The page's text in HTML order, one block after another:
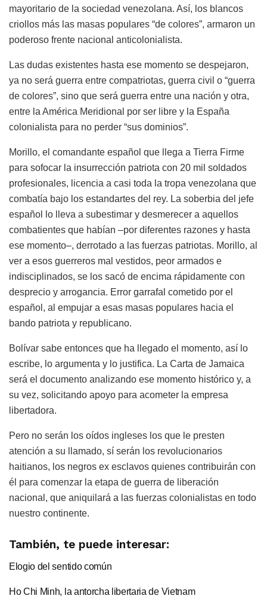
mayoritario de la sociedad venezolana. Así, los blancos
criollos más las masas populares “de colores”, armaron un
poderoso frente nacional anticolonialista.
Las dudas existentes hasta ese momento se despejaron,
ya no será guerra entre compatriotas, guerra civil o “guerra
de colores”, sino que será guerra entre una nación y otra,
entre la América Meridional por ser libre y la España
colonialista para no perder “sus dominios”.
Morillo, el comandante español que llega a Tierra Firme
para sofocar la insurrección patriota con 20 mil soldados
profesionales, licencia a casi toda la tropa venezolana que
combatía bajo los estandartes del rey. La soberbia del jefe
español lo lleva a subestimar y desmerecer a aquellos
combatientes que habían –por diferentes razones y hasta
ese momento–, derrotado a las fuerzas patriotas. Morillo, al
ver a esos guerreros mal vestidos, peor armados e
indisciplinados, se los sacó de encima rápidamente con
desprecio y arrogancia. Error garrafal cometido por el
español, al empujar a esas masas populares hacia el
bando patriota y republicano.
Bolívar sabe entonces que ha llegado el momento, así lo
escribe, lo argumenta y lo justifica. La Carta de Jamaica
será el documento analizando ese momento histórico y, a
su vez, solicitando apoyo para acometer la empresa
libertadora.
Pero no serán los oídos ingleses los que le presten
atención a su llamado, sí serán los revolucionarios
haitianos, los negros ex esclavos quienes contribuirán con
él para comenzar la etapa de guerra de liberación
nacional, que aniquilará a las fuerzas colonialistas en todo
nuestro continente.
También, te puede interesar:
Elogio del sentido común
Ho Chi Minh, la antorcha libertaria de Vietnam